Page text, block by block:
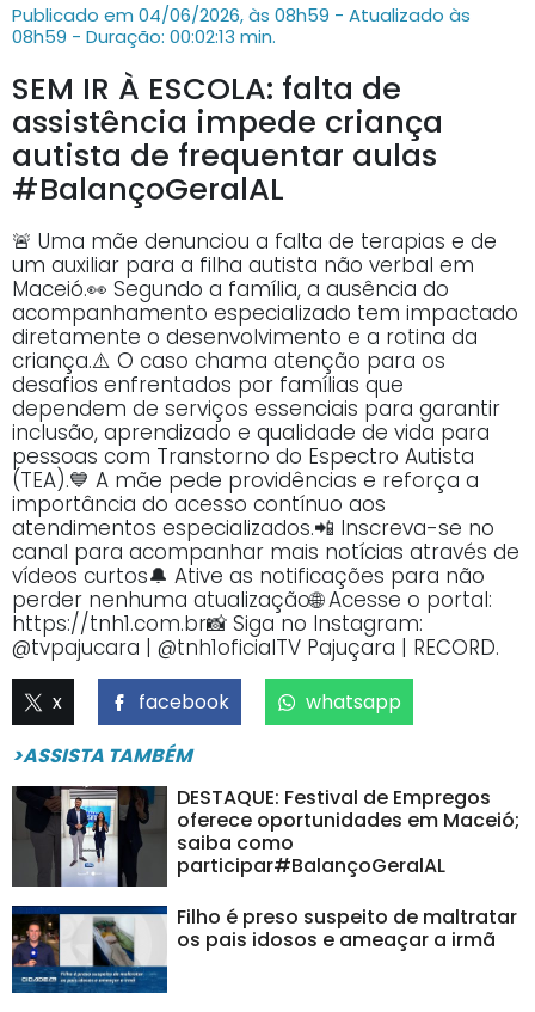
Publicado em 04/06/2026, às 08h59 - Atualizado às
08h59 - Duração: 00:02:13 min.
SEM IR À ESCOLA: falta de
assistência impede criança
autista de frequentar aulas
#BalançoGeralAL
🚨 Uma mãe denunciou a falta de terapias e de
um auxiliar para a filha autista não verbal em
Maceió.👀 Segundo a família, a ausência do
acompanhamento especializado tem impactado
diretamente o desenvolvimento e a rotina da
criança.⚠️ O caso chama atenção para os
desafios enfrentados por famílias que
dependem de serviços essenciais para garantir
inclusão, aprendizado e qualidade de vida para
pessoas com Transtorno do Espectro Autista
(TEA).💙 A mãe pede providências e reforça a
importância do acesso contínuo aos
atendimentos especializados.📲 Inscreva-se no
canal para acompanhar mais notícias através de
vídeos curtos🔔 Ative as notificações para não
perder nenhuma atualização🌐 Acesse o portal:
https://tnh1.com.br📸 Siga no Instagram:
@tvpajucara | @tnh1oficialTV Pajuçara | RECORD.
x facebook
whatsapp
>ASSISTA TAMBÉM
DESTAQUE: Festival de Empregos
oferece oportunidades em Maceió;
saiba como
participar#BalançoGeralAL
Filho é preso suspeito de maltratar
os pais idosos e ameaçar a irmã